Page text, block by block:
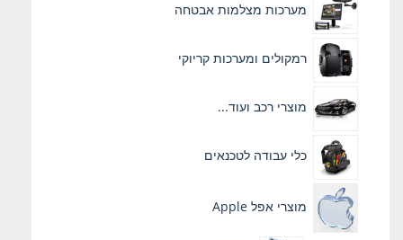
מערכות מצלמות אבטחה
רמקולים ומערכות קריוקי
מוצרי רכב ועוד...
כלי עבודה לטכנאים
מוצרי אפל Apple